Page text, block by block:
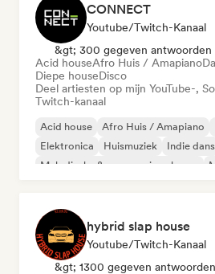
CONNECT
Youtube/Twitch-Kanaal
&gt; 300 gegeven antwoorden
Acid houseAfro Huis / Amapiano
Diepe houseDisco
Deel artiesten op mijn YouTube-,
Twitch-kanaal
Acid house Afro Huis / Amapiano
Elektronica
Huismuziek
Indie dans
Melodische & progressieve house
hybrid slap house
Youtube/Twitch-Kanaal
&gt; 1300 gegeven antwoorden